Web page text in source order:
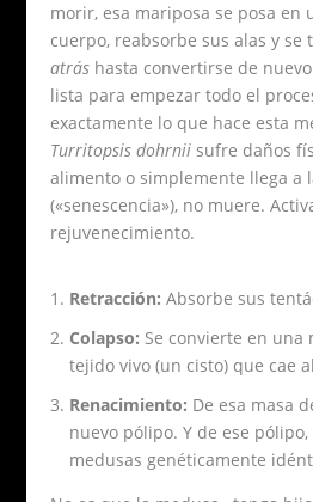
morir, esa mariposa se posa en
cuerpo, reabsorbe sus alas y
atrás hasta convertirse de
lista para empezar todo el
exactamente lo que hace esta
Turritopsis dohrnii sufre daños
alimento o simplemente llega a
(«senescencia»), no muere.
rejuvenecimiento.
Retracción: Absorbe sus
Colapso: Se convierte en
tejido vivo (un cisto) que cae
Renacimiento: De esa masa
nuevo pólipo. Y de ese
medusas genéticamente